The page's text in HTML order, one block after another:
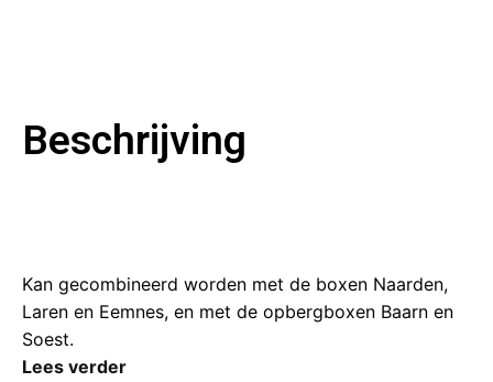
Beschrijving
Kan gecombineerd worden met de boxen Naarden,
Laren en Eemnes, en met de opbergboxen Baarn en
Soest.
Lees verder